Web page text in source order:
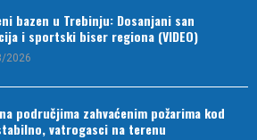
bazen u Trebinju: Dosanjani san
i sportski biser regiona (VIDEO)
2026
područjima zahvaćenim požarima kod
vatrogasci na terenu